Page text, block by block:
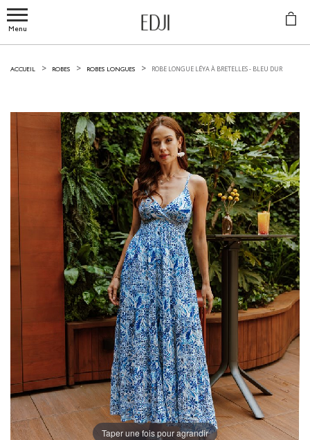
Menu
ACCUEIL ROBES ROBES LONGUES ROBE LONGUE LÉYA À BRETELLES - BLEU DUR
Taper une fois pour agrandir